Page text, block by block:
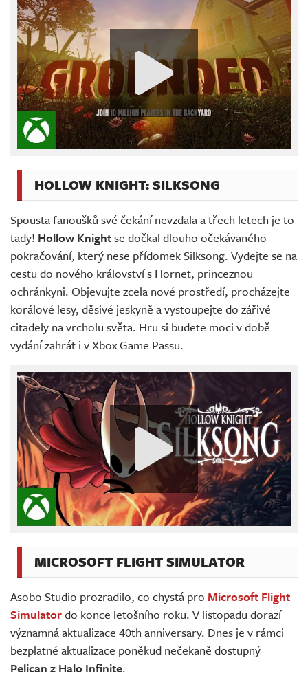
HOLLOW KNIGHT: SILKSONG
Spousta fanoušků své čekání nevzdala a třech letech je to
tady! Hollow Knightse dočkal dlouho očekávaného
pokračování, který nese přídomek Silksong. Vydejte se na
cestu do nového království s Hornet, princeznou
ochránkyni. Objevujte zcela nové prostředí, procházejte
korálové lesy, děsivé jeskyně a vystoupejte do zářivé
citadely na vrcholu světa. Hru si budete moci v době
vydání zahrát i v Xbox Game Passu.
MICROSOFT FLIGHT SIMULATOR
Asobo Studio prozradilo, co chystá pro Microsoft Flight
Simulatordo konce letošního roku. V listopadu dorazí
významná aktualizace 40th anniversary. Dnes je v rámci
bezplatné aktualizace poněkud nečekaně dostupný
Pelican z Halo Infinite.